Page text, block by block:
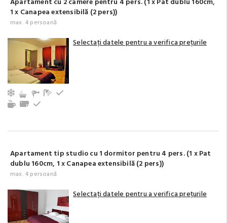
Apartament cu 2 camere pentru 4 pers. (1 x Pat dublu 160cm,
1 x Canapea extensibilă (2 pers))
max. 4 persoană
Aer condiționatBaie cu duș (privat)
Aparat de ceai/cafea
Prosoape
Selectați datele pentru a verifica prețurile
Apartament tip studio cu 1 dormitor pentru 4 pers. (1 x Pat
dublu 160cm, 1 x Canapea extensibilă (2 pers))
max. 4 persoană
Selectați datele pentru a verifica prețurile